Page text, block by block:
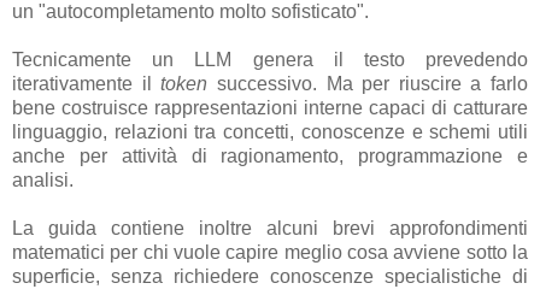
un "autocompletamento molto sofisticato".
Tecnicamente un LLM genera il testo prevedendo
iterativamente iltoken successivo. Ma per riuscire a farlo
bene costruisce rappresentazioni interne capaci di catturare
linguaggio, relazioni tra concetti, conoscenze e schemi utili
anche per attività di ragionamento, programmazione e
analisi.
La guida contiene inoltre alcuni brevi approfondimenti
matematici per chi vuole capire meglio cosa avviene sotto la
superficie, senza richiedere conoscenze specialistiche di